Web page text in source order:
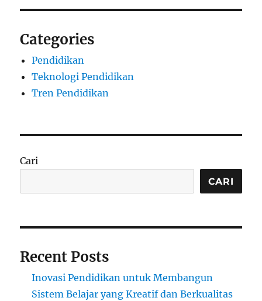
Categories
Pendidikan
Teknologi Pendidikan
Tren Pendidikan
Cari
CARI
Recent Posts
Inovasi Pendidikan untuk Membangun
Sistem Belajar yang Kreatif dan Berkualitas